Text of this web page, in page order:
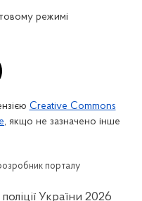
режимі
Creative Commons
, якщо не зазначено інше
України 2026
порталу